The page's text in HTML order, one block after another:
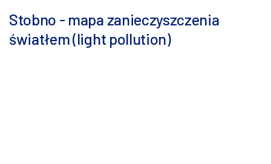
Stobno - mapa zanieczyszczenia
światłem (light pollution)